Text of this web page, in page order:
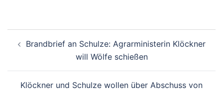
Brandbrief an Schulze: Agrarministerin Klöckner
will Wölfe schießen
Klöckner und Schulze wollen über Abschuss von